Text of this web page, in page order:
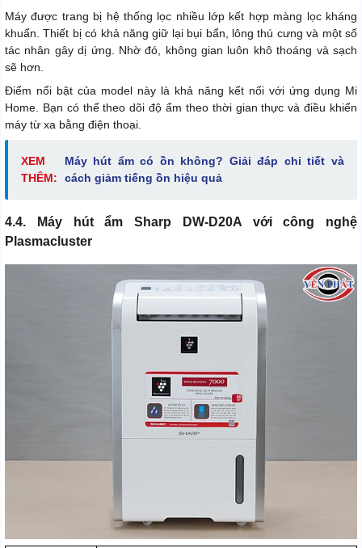
Máy được trang bị hệ thống lọc nhiều lớp kết hợp màng lọc kháng
khuẩn. Thiết bị có khả năng giữ lại bụi bẩn, lông thú cưng và một số
tác nhân gây dị ứng. Nhờ đó, không gian luôn khô thoáng và sạch
sẽ hơn.
Điểm nổi bật của model này là khả năng kết nối với ứng dụng Mi
Home. Bạn có thể theo dõi độ ẩm theo thời gian thực và điều khiển
máy từ xa bằng điện thoại.
XEM
THÊM:
Máy hút ẩm có ồn không? Giải đáp chi tiết và
cách giảm tiếng ồn hiệu quả
4.4. Máy hút ẩm Sharp DW-D20A với công nghệ
Plasmacluster